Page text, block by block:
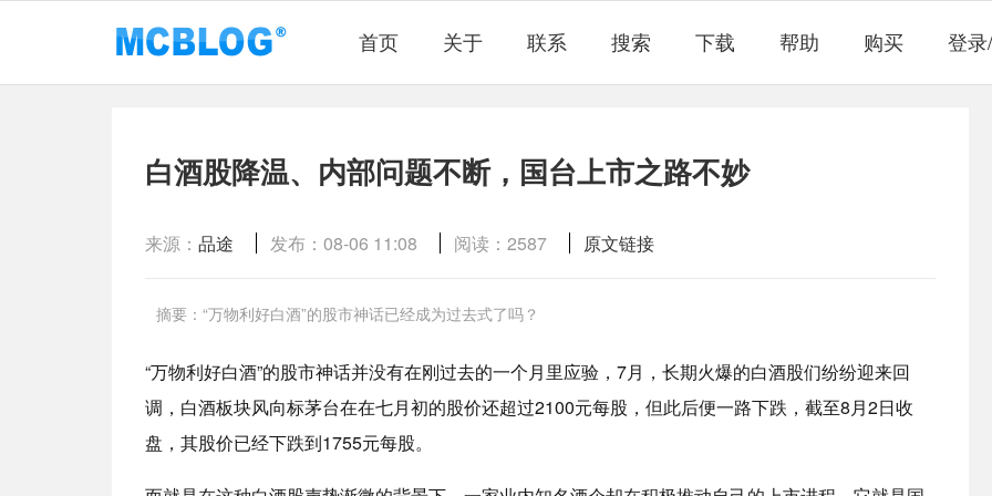
首页 关于 联系 搜索 下载 帮助 购买 登
白酒股降温、内部问题不断，国台上市之路不妙
来源： 品途 发布：08-06 11:08 阅读：2587 原文链接
摘要：“万物利好白酒”的股市神话已经成为过去式了吗？
“万物利好白酒”的股市神话并没有在刚过去的一个月里应验，7月，长期火爆的白酒股们纷纷迎来回
调，白酒板块风向标茅台在在七月初的股价还超过2100元每股，但此后便一路下跌，截至8月2日收
盘，其股价已经下跌到1755元每股。